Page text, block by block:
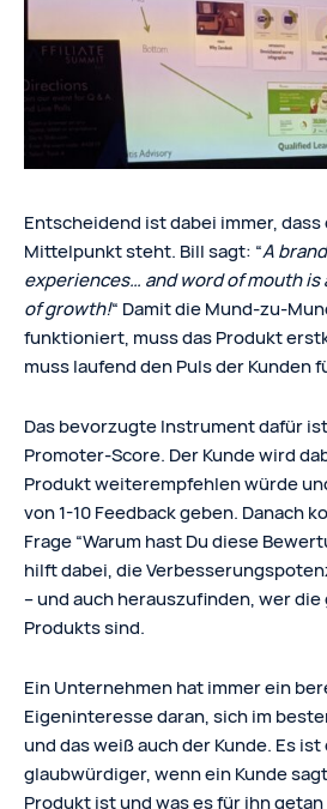
Entscheidend ist dabei immer, dass
Mittelpunkt steht. Bill sagt: “A
experiences… and word of mouth
of growth!“ Damit die Mund-zu-
funktioniert, muss das Produkt
muss laufend den Puls der Kunden
Das bevorzugte Instrument dafür
Promoter-Score. Der Kunde wird
Produkt weiterempfehlen würde
von 1-10 Feedback geben. Danach
Frage “Warum hast Du diese
hilft dabei, die
– und auch herauszufinden, wer
Produkts sind.
Ein Unternehmen hat immer ein
Eigeninteresse daran, sich im
und das weiß auch der Kunde. Es
glaubwürdiger, wenn ein Kunde
Produkt ist und was es für ihn